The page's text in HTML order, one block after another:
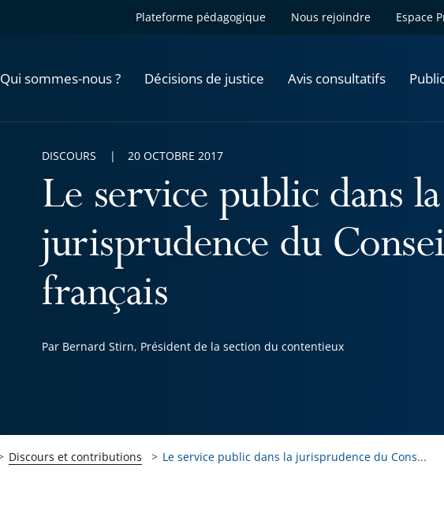
Plateforme pédagogique Nous rejoindre Espace
Qui sommes-nous ? Décisions de justice Avis consultatifs
Le service public dans la
jurisprudence du
français
Par Bernard Stirn, Président de la section du contentieux
DISCOURS 20 OCTOBRE 2017
Discours et contributions Le service public dans la jurisprudence du Cons...